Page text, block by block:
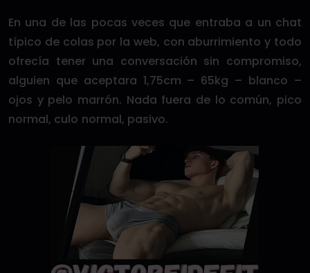
En una de las pocas veces que entraba a un chat
típico de colas por la web, con aburrimiento y todo
ofrecía tener una conversación sin compromiso,
alguien que aceptara 1,75cm – 65kg – blanco –
ojos y pelo marrón. Nada fuera de lo común, pico
normal, culo normal, pasivo.